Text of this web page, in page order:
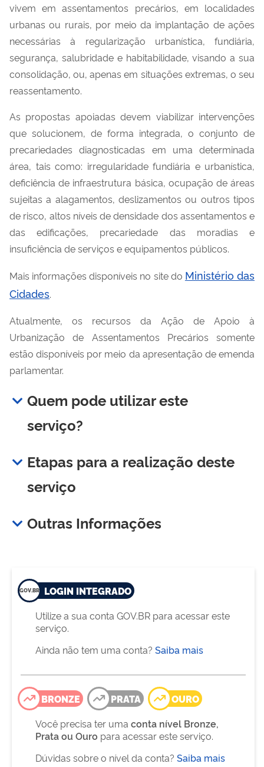
vivem em assentamentos precários, em localidades
urbanas ou rurais, por meio da implantação de ações
necessárias à regularização urbanística, fundiária,
segurança, salubridade e habitabilidade, visando a sua
consolidação, ou, apenas em situações extremas, o seu
reassentamento.
As propostas apoiadas devem viabilizar intervenções
que solucionem, de forma integrada, o conjunto de
precariedades diagnosticadas em uma determinada
área, tais como: irregularidade fundiária e urbanística,
deficiência de infraestrutura básica, ocupação de áreas
sujeitas a alagamentos, deslizamentos ou outros tipos
de risco, altos níveis de densidade dos assentamentos e
das edificações, precariedade das moradias e
insuficiência de serviços e equipamentos públicos.
Mais informações disponíveis no site do Ministério das
Cidades.
Atualmente, os recursos da Ação de Apoio à
Urbanização de Assentamentos Precários somente
estão disponíveis por meio da apresentação de emenda
parlamentar.
Quem pode utilizar este
serviço?
Etapas para a realização deste
serviço
Outras Informações
LOGIN INTEGRADO
Utilize a sua conta GOV.BR para acessar este
serviço.
Ainda não tem uma conta? Saiba mais
BRONZE PRATA
OURO
Você precisa ter uma conta nível Bronze,
Prata ou Ouro para acessar este serviço.
Dúvidas sobre o nível da conta? Saiba mais